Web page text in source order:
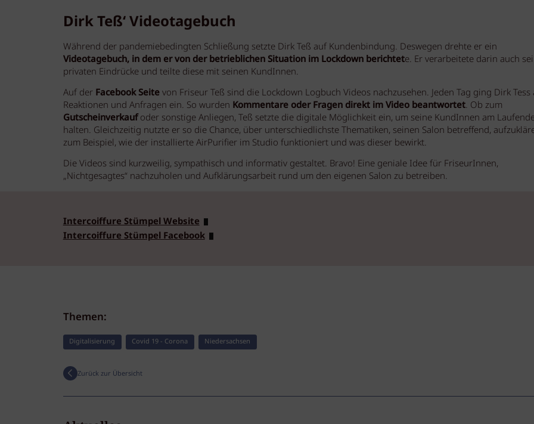
Dirk Teß‘ Videotagebuch
Während der pandemiebedingten Schließung setzte Dirk Teß auf Kundenbindung. Deswegen drehte er ein
Videotagebuch, in dem er von der betrieblichen Situation im Lockdown berichtete. Er verarbeitete darin auch
privaten Eindrücke und teilte diese mit seinen KundInnen.
Auf derFacebook Seitevon Friseur Teß sind die Lockdown Logbuch Videos nachzusehen. Jeden Tag ging Dirk Tess
Reaktionen und Anfragen ein. So wurden Kommentare oder Fragen direkt im Video beantwortet. Ob zum
Gutscheinverkaufoder sonstige Anliegen, Teß setzte die digitale Möglichkeit ein, um seine KundInnen am
halten. Gleichzeitig nutzte er so die Chance, über unterschiedlichste Thematiken, seinen Salon betreffend,
zum Beispiel, wie der installierte AirPurifier im Studio funktioniert und was dieser bewirkt.
Die Videos sind kurzweilig, sympathisch und informativ gestaltet. Bravo! Eine geniale Idee für FriseurInnen,
„Nichtgesagtes“ nachzuholen und Aufklärungsarbeit rund um den eigenen Salon zu betreiben.
Intercoiffure Stümpel Website
Intercoiffure Stümpel Facebook
Themen:
Digitalisierung Covid 19 - Corona Niedersachsen
Zurück zur Übersicht